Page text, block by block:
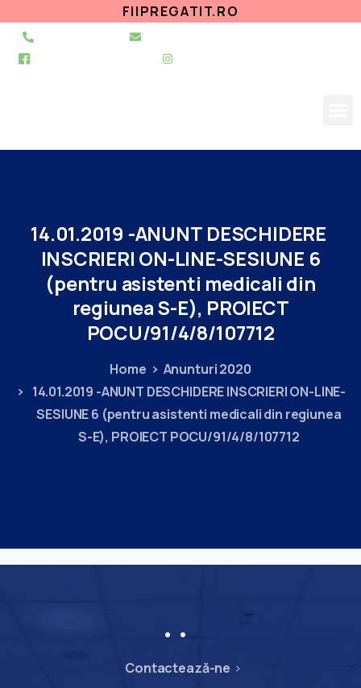
FIIPREGATIT.RO
14.01.2019 -ANUNT DESCHIDERE
INSCRIERI ON-LINE-SESIUNE 6
(pentru asistenti medicali din
regiuneaS-E), PROIECT
POCU/91/4/8/107712
Home
Anunturi 2020
14.01.2019 -ANUNT DESCHIDERE INSCRIERI ON-LINE-
SESIUNE 6 (pentru asistenti medicali din regiunea
S-E), PROIECT POCU/91/4/8/107712
Contactează-ne